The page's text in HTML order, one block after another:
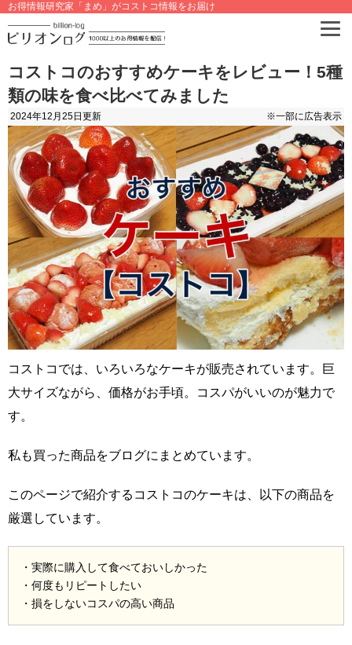
お得情報研究家「まめ」がコストコ情報をお届け
コストコのおすすめケーキをレビュー！5種
類の味を食べ比べてみました
2024年12月25日 更新 ※一部に広告表示
コストコでは、いろいろなケーキが販売されています。巨
大サイズながら、価格がお手頃。コスパがいいのが魅力で
す。
私も買った商品をブログにまとめています。
このページで紹介するコストコのケーキは、以下の商品を
厳選しています。
・実際に購入して食べておいしかった
・何度もリピートしたい
・損をしないコスパの高い商品